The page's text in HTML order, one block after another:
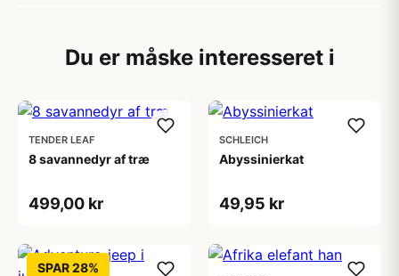
Du er måske interesseret i
TENDER LEAF
8 savannedyr af træ
499,00 kr
SCHLEICH
Abyssinierkat
49,95 kr
SPAR 28%